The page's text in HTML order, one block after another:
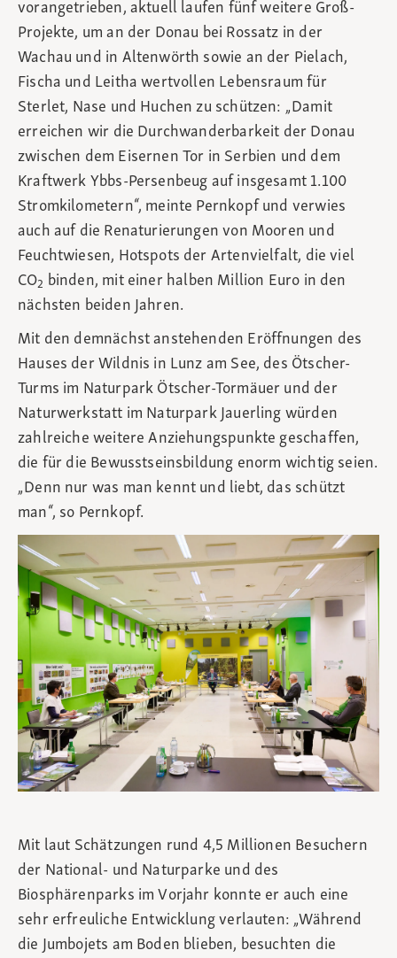
vorangetrieben, aktuell laufen fünf weitere Groß-
Projekte, um an der Donau bei Rossatz in der
Wachau und in Altenwörth sowie an der Pielach,
Fischa und Leitha wertvollen Lebensraum für
Sterlet, Nase und Huchen zu schützen: „Damit
erreichen wir die Durchwanderbarkeit der Donau
zwischen dem Eisernen Tor in Serbien und dem
Kraftwerk Ybbs-Persenbeug auf insgesamt 1.100
Stromkilometern“, meinte Pernkopf und verwies
auch auf die Renaturierungen von Mooren und
Feuchtwiesen, Hotspots der Artenvielfalt, die viel
CO2 binden, mit einer halben Million Euro in den
nächsten beiden Jahren.
Mit den demnächst anstehenden Eröffnungen des
Hauses der Wildnis in Lunz am See, des Ötscher-
Turms im Naturpark Ötscher-Tormäuer und der
Naturwerkstatt im Naturpark Jauerling würden
zahlreiche weitere Anziehungspunkte geschaffen,
die für die Bewusstseinsbildung enorm wichtig seien.
„Denn nur was man kennt und liebt, das schützt
man“, so Pernkopf.
Mit laut Schätzungen rund 4,5 Millionen Besuchern
der National- und Naturparke und des
Biosphärenparks im Vorjahr konnte er auch eine
sehr erfreuliche Entwicklung verlauten: „Während
die Jumbojets am Boden blieben, besuchten die